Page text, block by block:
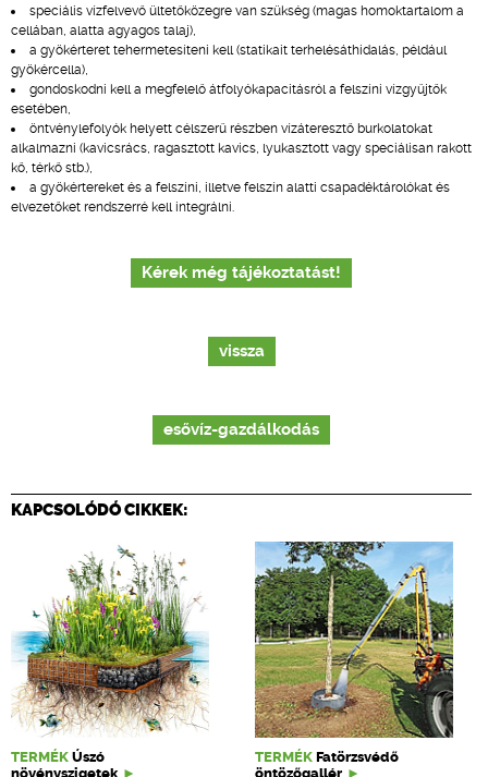
speciális vízfelvevő ültetőközegre van szükség (magas homoktartalom a
cellában, alatta agyagos talaj),
a gyökérteret tehermetesíteni kell (statikait terhelésáthidalás, például
gyökércella),
gondoskodni kell a megfelelő átfolyókapacitásról a felszíni vízgyűjtők
esetében,
öntvénylefolyók helyett célszerű részben vízáteresztő burkolatokat
alkalmazni (kavicsrács, ragasztott kavics, lyukasztott vagy speciálisan rakott
kő, térkő stb.),
a gyökértereket és a felszíni, illetve felszín alatti csapadéktárolókat és
elvezetőket rendszerré kell integrálni.
Kérek még tájékoztatást!
vissza
esővíz-gazdálkodás
KAPCSOLÓDÓ CIKKEK:
TERMÉK Úszó
növényszigetek
TERMÉK Fatörzsvédő
öntözőgallér